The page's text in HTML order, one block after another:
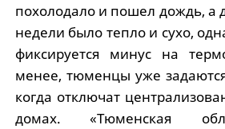
похолодало и пошел дождь, а
недели было тепло и сухо,
фиксируется минус на
менее, тюменцы уже
когда отключат
домах. «Тюменская